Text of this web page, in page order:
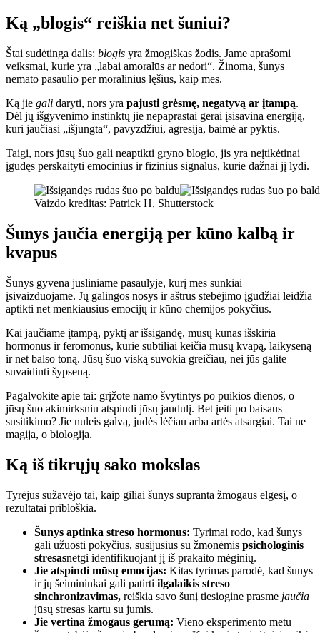
Ką „blogis“ reiškia net šuniui?
Štai sudėtinga dalis: blogis yra žmogiškas žodis. Jame aprašomi
veiksmai, kurie yra „labai amoralūs ar nedori“. Žinoma, šunys
nemato pasaulio per moralinius lęšius, kaip mes.
Ką jie gali daryti, nors yra pajusti grėsmę, negatyvą ar įtampą.
Dėl jų išgyvenimo instinktų jie nepaprastai gerai įsisavina energiją,
kuri jaučiasi „išjungta“, pavyzdžiui, agresija, baimė ar pyktis.
Taigi, nors jūsų šuo gali neaptikti gryno blogio, jis yra neįtikėtinai
įgudęs perskaityti emocinius ir fizinius signalus, kurie dažnai jį lydi.
Vaizdo kreditas: Patrick H, Shutterstock
Šunys jaučia energiją per kūno kalbą ir
kvapus
Šunys gyvena jusliniame pasaulyje, kurį mes sunkiai
įsivaizduojame. Jų galingos nosys ir aštrūs stebėjimo įgūdžiai leidžia
aptikti net menkiausius emocijų ir kūno chemijos pokyčius.
Kai jaučiame įtampą, pyktį ar išsigandę, mūsų kūnas išskiria
hormonus ir feromonus, kurie subtiliai keičia mūsų kvapą, laikyseną
ir net balso toną. Jūsų šuo viską suvokia greičiau, nei jūs galite
suvaidinti šypseną.
Pagalvokite apie tai: grįžote namo švytintys po puikios dienos, o
jūsų šuo akimirksniu atspindi jūsų jaudulį. Bet įeiti po baisaus
susitikimo? Jie nuleis galvą, judės lėčiau arba artės atsargiai. Tai ne
magija, o biologija.
Ką iš tikrųjų sako mokslas
Tyrėjus sužavėjo tai, kaip giliai šunys supranta žmogaus elgesį, o
rezultatai pribloškia.
Šunys aptinka streso hormonus: Tyrimai rodo, kad šunys
gali užuosti pokyčius, susijusius su žmonėmis psichologinis
stresasnetgi identifikuojant jį iš prakaito mėginių.
Jie atspindi mūsų emocijas: Kitas tyrimas parodė, kad šunys
ir jų šeimininkai gali patirti ilgalaikis streso
sinchronizavimas, reiškia savo šunį tiesiogine prasme jaučia
jūsų stresas kartu su jumis.
Jie vertina žmogaus gerumą: Vieno eksperimento metu